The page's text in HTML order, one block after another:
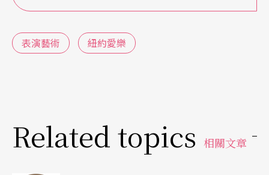
寫法來介紹，還特別有幾頁是讓交響樂團的團員來
現身說法自己學音樂的過程，還有如何欣賞音樂，
像這樣的節目單，看起來都像是一本流行雜誌。因
單，基本上的製作概念就像是網站一樣，因為在每
天都在漲價中的大都市，要提供的不但是全方位的
表演藝術 紐約愛樂
Related topics 相關文章